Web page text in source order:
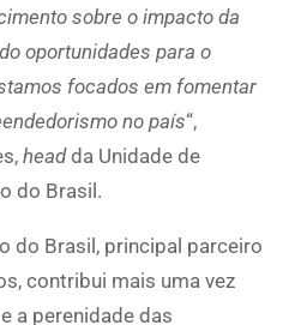
sobre o impacto da
oportunidades para o
focados em fomentar
no país“,
headda Unidade de
do Brasil.
do Brasil, principal parceiro
contribui mais uma vez
a perenidade das